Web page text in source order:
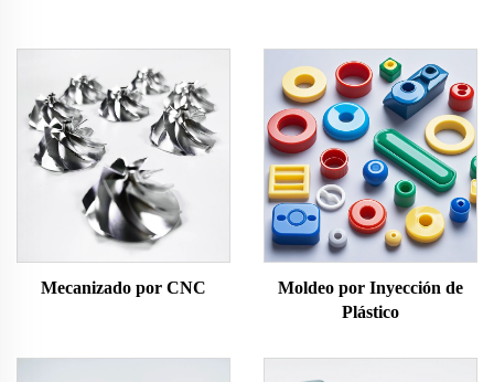
Mecanizado por CNC
Moldeo por Inyección de
Plástico